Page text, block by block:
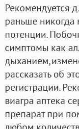
Рекомендуется
раньше
потенции.
симптомы как
рассказать об
регистрации.
виагра аптека
препарат при